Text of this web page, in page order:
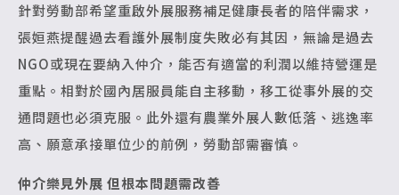
針對勞動部希望重啟外展服務補足健康長者的陪伴需求，
張姮燕提醒過去看護外展制度失敗必有其因，無論是過去
NGO或現在要納入仲介，能否有適當的利潤以維持營運是
重點。相對於國內居服員能自主移動，移工從事外展的交
通問題也必須克服。此外還有農業外展人數低落、逃逸率
高、願意承接單位少的前例，勞動部需審慎。
仲介樂見外展 但根本問題需改善